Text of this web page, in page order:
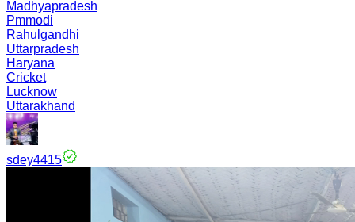
Madhyapradesh
Pmmodi
Rahulgandhi
Uttarpradesh
Haryana
Cricket
Lucknow
Uttarakhand
sdey4415